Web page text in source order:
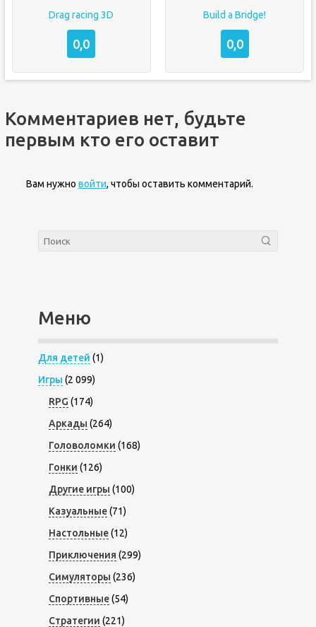
Drag racing 3D
0,0
Build a Bridge!
0,0
Комментариев нет, будьте
первым кто его оставит
Вам нужно войти, чтобы оставить комментарий.
Меню
Для детей (1)
Игры (2 099)
RPG (174)
Аркады (264)
Головоломки (168)
Гонки (126)
Другие игры (100)
Казуальные(71)
Настольные(12)
Приключения (299)
Симуляторы (236)
Спортивные(54)
Стратегии (221)